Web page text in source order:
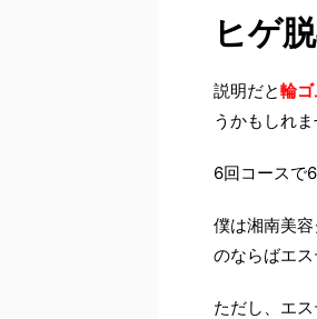
ヒゲ
説明だと輪ゴ
うかもしれま
6回コースで
僕は湘南美
のならばエス
ただし、エ